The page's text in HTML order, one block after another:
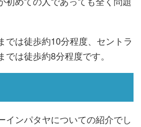
では徒歩約10分程度、セントラ
は徒歩約8分程度です。
インパタヤについての紹介でし